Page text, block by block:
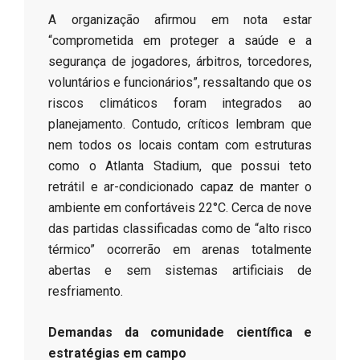
​A organização afirmou em nota estar
“comprometida em proteger a saúde e a
segurança de jogadores, árbitros, torcedores,
voluntários e funcionários”, ressaltando que os
riscos climáticos foram integrados ao
planejamento. Contudo, críticos lembram que
nem todos os locais contam com estruturas
como o Atlanta Stadium, que possui teto
retrátil e ar-condicionado capaz de manter o
ambiente em confortáveis 22°C. Cerca de nove
das partidas classificadas como de “alto risco
térmico” ocorrerão em arenas totalmente
abertas e sem sistemas artificiais de
resfriamento.
Demandas da comunidade científica e
estratégias em campo